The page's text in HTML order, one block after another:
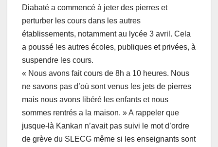
Diabaté a commencé à jeter des pierres et
perturber les cours dans les autres
établissements, notamment au lycée 3 avril. Cela
a poussé les autres écoles, publiques et privées, à
suspendre les cours.
« Nous avons fait cours de 8h a 10 heures. Nous
ne savons pas d’où sont venus les jets de pierres
mais nous avons libéré les enfants et nous
sommes rentrés a la maison. » A rappeler que
jusque-là Kankan n’avait pas suivi le mot d’ordre
de grève du SLECG même si les enseignants sont